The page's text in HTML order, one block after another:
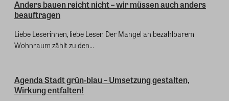
Anders bauen reicht nicht – wir müssen auch anders
beauftragen
Liebe Leserinnen, liebe Leser. Der Mangel an bezahlbarem
Wohnraum zählt zu den...
Agenda Stadt grün-blau – Umsetzung gestalten,
Wirkung entfalten!